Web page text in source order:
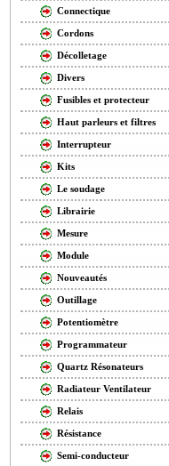
Connectique
Cordons
Décolletage
Divers
Fusibles et protecteur
Haut parleurs et filtres
Interrupteur
Kits
Le soudage
Librairie
Mesure
Module
Nouveautés
Outillage
Potentiomètre
Programmateur
Quartz Résonateurs
Radiateur Ventilateur
Relais
Résistance
Semi-conducteur